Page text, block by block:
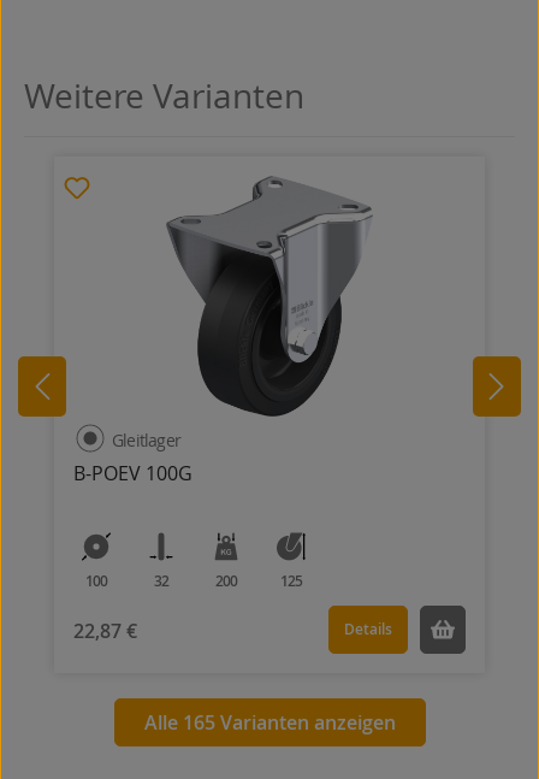
Produktgalerie überspringen
Weitere Varianten
B-POEV 100G
Gleitlager
100 32 200 125
22,87 € Details
Alle 165 Varianten anzeigen